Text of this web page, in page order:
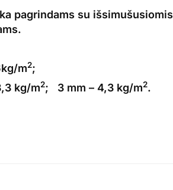
pagrindams su išsimušusiomis
m2;
kg/m2; 3 mm – 4,3 kg/m2.